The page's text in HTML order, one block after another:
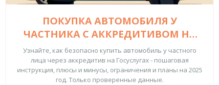
ПОКУПКА АВТОМОБИЛЯ У
ЧАСТНИКА С АККРЕДИТИВОМ НА
ГОСУСЛУГАХ: ПОШАГОВАЯ
ИНСТРУКЦИЯ ДЛЯ БЕЗОПАСНОЙ
СДЕЛКИ
Узнайте, как безопасно купить автомобиль у частного
лица через аккредитив на Госуслугах - пошаговая
инструкция, плюсы и минусы, ограничения и планы на 2025
год. Только проверенные данные.